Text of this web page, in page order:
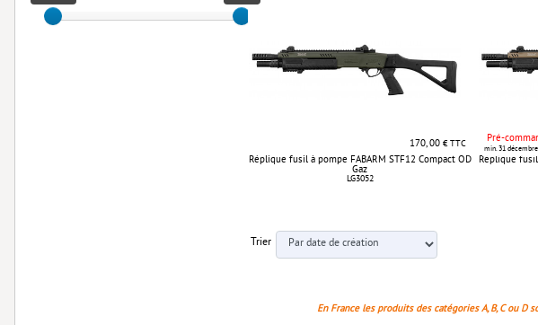
170, 00 € TTC
Réplique fusil à pompe FABARM STF12 Compact OD
Gaz
LG3052
Pré-
min. 31
Réplique fusil
Trier
En France les produits des catégories A, B, C ou